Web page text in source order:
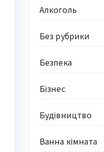
Алкоголь
Без рубрики
Безпека
Бізнес
Будівництво
Ванна кімната